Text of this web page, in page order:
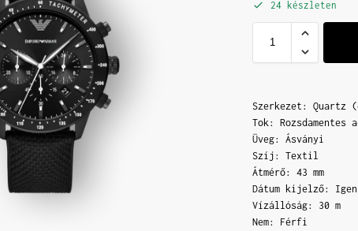
24 készleten
Szerkezet: Quartz
Tok: Rozsdamentes
Üveg: Ásványi
Szíj: Textil
Átmérő: 43 mm
Dátum kijelző: Igen
Vízállóság: 30 m
Nem: Férfi